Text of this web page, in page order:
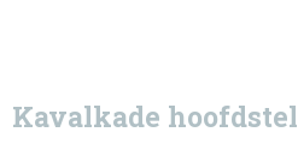
Kavalkade